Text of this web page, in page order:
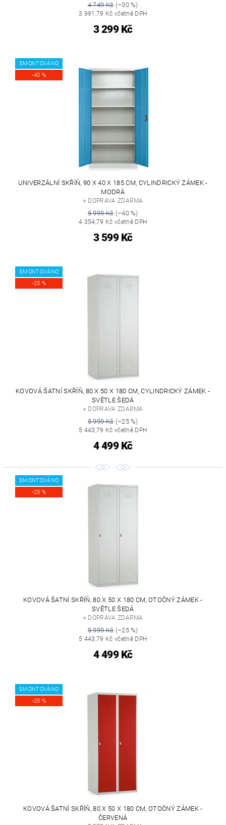
4 749 Kč(–30 %)
3 991,79 Kč včetně DPH
3 299 Kč
SMONTOVÁNO
-40 %
UNIVERZÁLNÍ SKŘÍŇ, 90 X 40 X 185 CM, CYLINDRICKÝ ZÁMEK -
MODRÁ
+ DOPRAVA ZDARMA
5 999 Kč(–40 %)
4 354,79 Kč včetně DPH
3 599 Kč
SMONTOVÁNO
-25 %
KOVOVÁ ŠATNÍ SKŘÍŇ, 80 X 50 X 180 CM, CYLINDRICKÝ ZÁMEK -
SVĚTLE ŠEDÁ
+ DOPRAVA ZDARMA
5 999 Kč(–25 %)
5 443,79 Kč včetně DPH
4 499 Kč
SMONTOVÁNO
-25 %
KOVOVÁ ŠATNÍ SKŘÍŇ, 80 X 50 X 180 CM, OTOČNÝ ZÁMEK -
SVĚTLE ŠEDÁ
+ DOPRAVA ZDARMA
5 999 Kč(–25 %)
5 443,79 Kč včetně DPH
4 499 Kč
SMONTOVÁNO
-25 %
KOVOVÁ ŠATNÍ SKŘÍŇ, 80 X 50 X 180 CM, OTOČNÝ ZÁMEK -
ČERVENÁ